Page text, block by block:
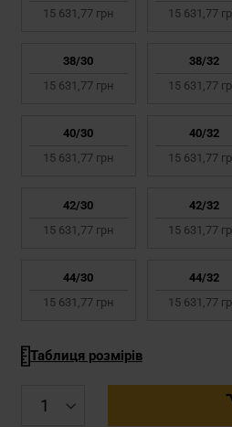
15 631,77 грн
15 631,77
38/30
15 631,77 грн
38/32
15 631,77
40/30
15 631,77 грн
40/32
15 631,77
42/30
15 631,77 грн
42/32
15 631,77
44/30
15 631,77 грн
44/32
15 631,77
Таблиця розмірів